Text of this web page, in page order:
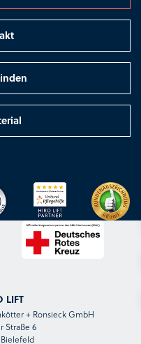
LIFT
+ Ronsieck GmbH
Straße 6
Bielefeld